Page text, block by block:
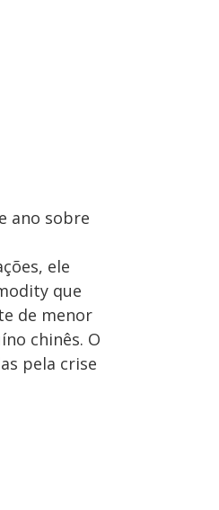
ano sobre
ele
que
de menor
chinês. O
pela crise